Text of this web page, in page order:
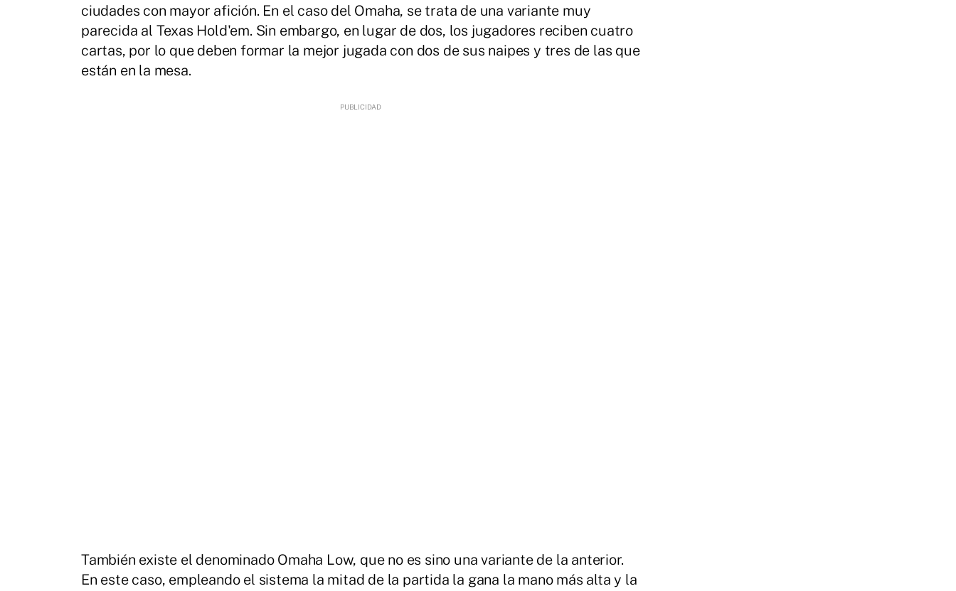
ciudades con mayor afición. En el caso del Omaha, se trata de una variante muy
parecida al Texas Hold'em. Sin embargo, en lugar de dos, los jugadores reciben cuatro
cartas, por lo que deben formar la mejor jugada con dos de sus naipes y tres de las que
están en la mesa.
También existe el denominado Omaha Low, que no es sino una variante de la anterior.
En este caso, empleando el sistema la mitad de la partida la gana la mano más alta y la